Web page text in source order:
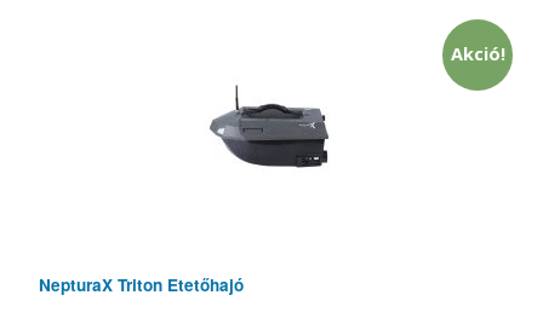
Akció!
NepturaX Triton Etetőhajó